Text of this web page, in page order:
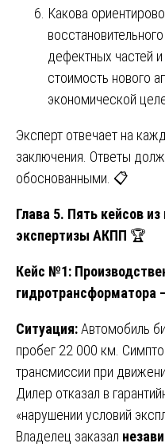
Какова
дефектных частей
стоимость нового
экономической
Эксперт отвечает на
заключения. Ответы
обоснованными. 📋
Глава 5. Пять кейсов
экспертизы АКПП 🏆
Кейс №1:
гидротрансформатора
Ситуация:Автомобиль
пробег 22 000 км.
трансмиссии при
Дилер отказал в
«нарушении условий
Владелец заказал